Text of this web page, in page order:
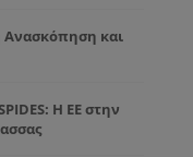
Ανασκόπηση και
Η ΕΕ στην